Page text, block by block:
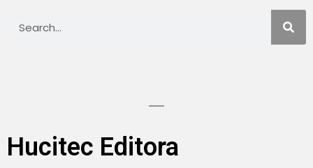
Hucitec Editora